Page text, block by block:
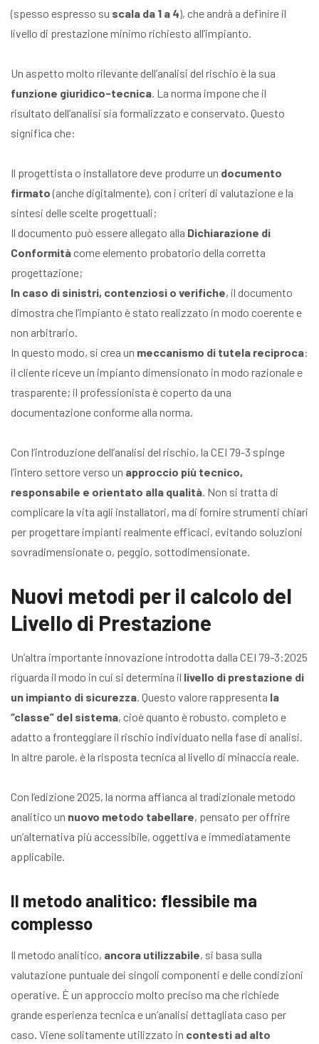
(spesso espresso su scala da 1 a 4), che andrà a definire il
livello di prestazione minimo richiesto all’impianto.
Un aspetto molto rilevante dell’analisi del rischio è la sua
funzione giuridico-tecnica. La norma impone che il
risultato dell’analisi sia formalizzato e conservato. Questo
significa che:
Il progettista o installatore deve produrre un documento
firmato(anche digitalmente), con i criteri di valutazione e la
sintesi delle scelte progettuali;
Il documento può essere allegato alla Dichiarazione di
Conformità come elemento probatorio della corretta
progettazione;
In caso di sinistri, contenziosi o verifiche, il documento
dimostra che l’impianto è stato realizzato in modo coerente e
non arbitrario.
In questo modo, si crea un meccanismo di tutela reciproca:
il cliente riceve un impianto dimensionato in modo razionale e
trasparente; il professionista è coperto da una
documentazione conforme alla norma.
Con l’introduzione dell’analisi del rischio, la CEI 79-3 spinge
l’intero settore verso un approccio più tecnico,
responsabile e orientato alla qualità. Non si tratta di
complicare la vita agli installatori, ma di fornire strumenti chiari
per progettare impianti realmente efficaci, evitando soluzioni
sovradimensionate o, peggio, sottodimensionate.
Nuovi metodi per il calcolo del
Livello di Prestazione
Un’altra importante innovazione introdotta dalla CEI 79-3:2025
riguarda il modo in cui si determina il livello di prestazione di
un impianto di sicurezza. Questo valore rappresenta la
“classe” del sistema, cioè quanto è robusto, completo e
adatto a fronteggiare il rischio individuato nella fase di analisi.
In altre parole, è la risposta tecnica al livello di minaccia reale.
Con l’edizione 2025, la norma affianca al tradizionale metodo
analitico un nuovo metodo tabellare, pensato per offrire
un’alternativa più accessibile, oggettiva e immediatamente
applicabile.
Il metodo analitico: flessibile ma
complesso
Il metodo analitico, ancora utilizzabile, si basa sulla
valutazione puntuale dei singoli componenti e delle condizioni
operative. È un approccio molto preciso ma che richiede
grande esperienza tecnica e un’analisi dettagliata caso per
caso. Viene solitamente utilizzato in contesti ad alto